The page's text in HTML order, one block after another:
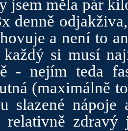
jsem měla pár
denně
a není to
každý si musí
- nejím teda
(maximálně
slazené nápoje
relativně